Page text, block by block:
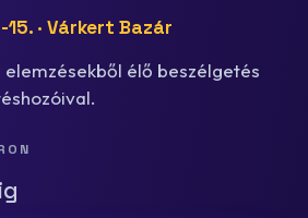
· Várkert Bazár
elemzésekből élő beszélgetés